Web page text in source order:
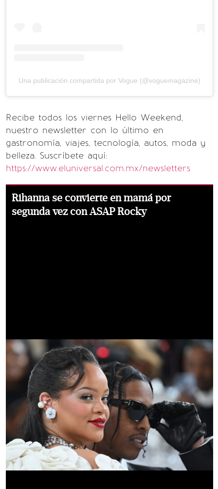
Una publicación compartida por Vogue (@voguemagazine)
Recibe todos los viernes Hello Weekend,
nuestro newsletter con lo último en
gastronomía, viajes, tecnología, autos, moda y
belleza. Suscríbete aquí:
https://www.eluniversal.com.mx/newsletters
Rihanna se convierte en mamá por
segunda vez con ASAP Rocky